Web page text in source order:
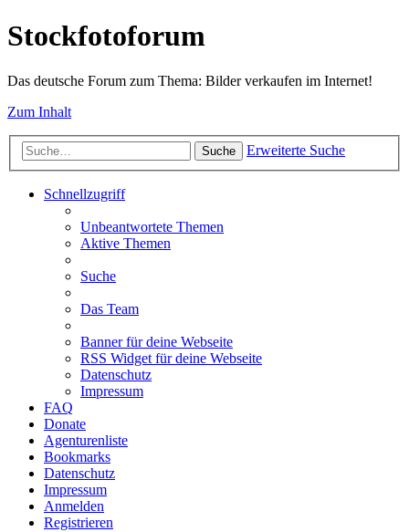
Stockfotoforum
Das deutsche Forum zum Thema: Bilder verkaufen im Internet!
Zum Inhalt
Suche Erweiterte Suche
Schnellzugriff
Unbeantwortete Themen
Aktive Themen
Suche
Das Team
Banner für deine Webseite
RSS Widget für deine Webseite
Datenschutz
Impressum
FAQ
Donate
Agenturenliste
Bookmarks
Datenschutz
Impressum
Anmelden
Registrieren